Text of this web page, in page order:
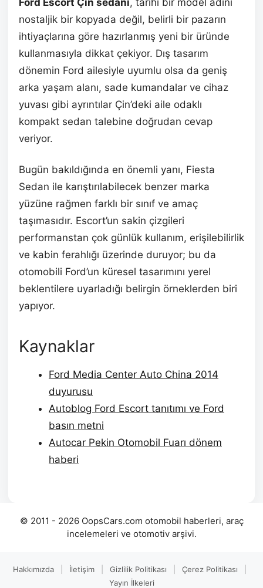
nostaljik bir kopyada değil, belirli bir pazarın
ihtiyaçlarına göre hazırlanmış yeni bir üründe
kullanmasıyla dikkat çekiyor. Dış tasarım
dönemin Ford ailesiyle uyumlu olsa da geniş
arka yaşam alanı, sade kumandalar ve cihaz
yuvası gibi ayrıntılar Çin’deki aile odaklı
kompakt sedan talebine doğrudan cevap
veriyor.
Bugün bakıldığında en önemli yanı, Fiesta
Sedan ile karıştırılabilecek benzer marka
yüzüne rağmen farklı bir sınıf ve amaç
taşımasıdır. Escort’un sakin çizgileri
performanstan çok günlük kullanım, erişilebilirlik
ve kabin ferahlığı üzerinde duruyor; bu da
otomobili Ford’un küresel tasarımını yerel
beklentilere uyarladığı belirgin örneklerden biri
yapıyor.
Kaynaklar
Ford Media Center Auto China 2014
duyurusu
Autoblog Ford Escort tanıtımı ve Ford
basın metni
Autocar Pekin Otomobil Fuarı dönem
haberi
© 2011 - 2026 OopsCars.com otomobil haberleri, araç
incelemeleri ve otomotiv arşivi.
Hakkımızda İletişim Gizlilik Politikası Çerez Politikası
Yayın İlkeleri